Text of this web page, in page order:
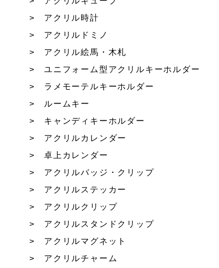
アクリル時計
アクリルドミノ
アクリル絵馬・木札
ユニフォーム型アクリルキーホルダー
ラメモーテルキーホルダー
ルームキー
キャンディキーホルダー
アクリルカレンダー
卓上カレンダー
アクリルバッジ・クリップ
アクリルステッカー
アクリルクリップ
アクリルスタンドクリップ
アクリルマグネット
アクリルチャーム